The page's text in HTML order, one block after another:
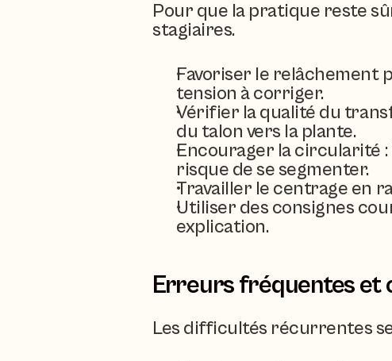
Pour que la pratique reste
stagiaires.
Favoriser le relâchement
tension à corriger.
Vérifier la qualité du
du talon vers la plante.
Encourager la circularité
risque de se segmenter.
Travailler le centrage en
Utiliser des consignes
explication.
Erreurs fréquentes et
Les difficultés récurrentes